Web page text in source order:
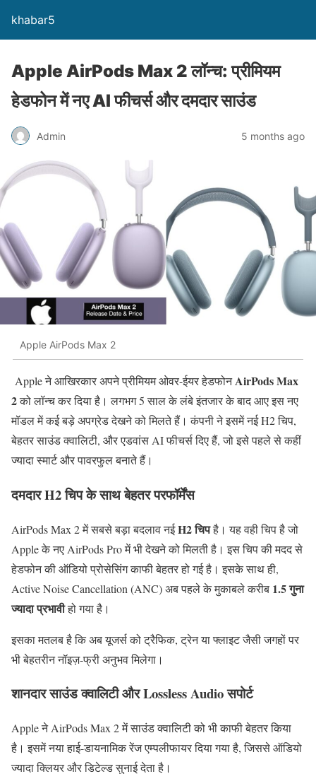
khabar5
Apple AirPods Max 2 लॉन्च: प्रीमियम
हेडफोन में नए AI फीचर्स और दमदार साउंड
Admin 5 months ago
Apple AirPods Max 2
Appleनेआखिरकारअपनेप्रीमियमओवर-ईयरहेडफोनAirPodsMax
2कोलॉन्चकरदियाहै।लगभग5सालकेलंबेइंतजारकेबादआएइसनए
मॉडलमेंकईबड़ेअपग्रेडदेखनेकोमिलतेहैं।कंपनीनेइसमेंनईH2चिप,
बेहतरसाउंडक्वालिटी, औरएडवांस AIफीचर्सदिएहैं,जोइसेपहलेसेकहीं
ज्यादास्मार्टऔरपावरफुलबनातेहैं।
दमदारH2चिपकेसाथबेहतरपरफॉर्मेंस
AirPodsMax 2मेंसबसेबड़ाबदलावनईH2चिपहै।यहवहीचिपहैजो
Appleकेनए AirPodsProमेंभीदेखनेकोमिलतीहै।इसचिपकीमददसे
हेडफोनकीऑडियोप्रोसेसिंगकाफीबेहतरहोगईहै।इसकेसाथही,
ActiveNoiseCancellation (ANC)अबपहलेकेमुकाबलेकरीब 1.5गुना
ज्यादाप्रभावीहोगयाहै।
इसकामतलबहैकिअबयूजर्सकोट्रैफिक,ट्रेनयाफ्लाइटजैसीजगहोंपर
भीबेहतरीननॉइज़-फ्रीअनुभवमिलेगा।
शानदारसाउंडक्वालिटीऔरLosslessAudioसपोर्ट
AppleनेAirPodsMax 2मेंसाउंडक्वालिटीकोभीकाफीबेहतरकिया
है।इसमेंनयाहाई-डायनामिकरेंजएम्पलीफायरदियागयाहै,जिससेऑडियो
ज्यादाक्लियरऔरडिटेल्डसुनाईदेताहै।